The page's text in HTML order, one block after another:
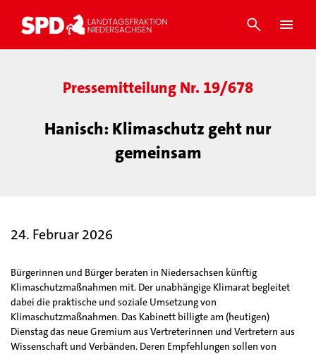
Pressemitteilung Nr. 19/678
Hanisch: Klimaschutz geht nur
gemeinsam
24. Februar 2026
Bürgerinnen und Bürger beraten in Niedersachsen künftig
Klimaschutzmaßnahmen mit. Der unabhängige Klimarat begleitet
dabei die praktische und soziale Umsetzung von
Klimaschutzmaßnahmen. Das Kabinett billigte am (heutigen)
Dienstag das neue Gremium aus Vertreterinnen und Vertretern aus
Wissenschaft und Verbänden. Deren Empfehlungen sollen von